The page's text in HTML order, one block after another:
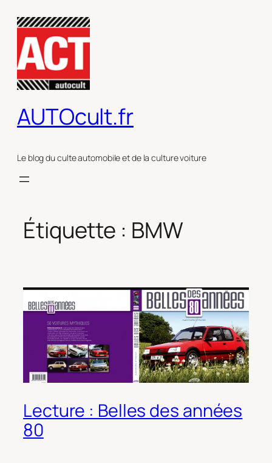
contenu
AUTOcult.fr
Le blog du culte automobile et de la culture voiture
Étiquette : BMW
Lecture : Belles des années
80